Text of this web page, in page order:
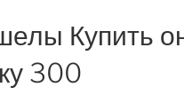
Купить
300